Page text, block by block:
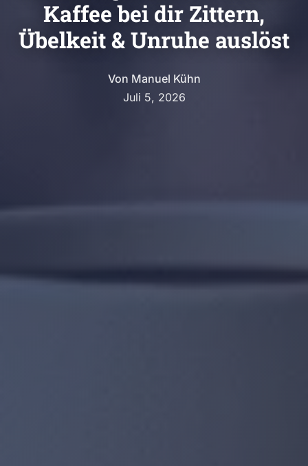
Kaffee bei dir Zittern,
Übelkeit & Unruhe auslöst
Von Manuel Kühn
Juli 5, 2026